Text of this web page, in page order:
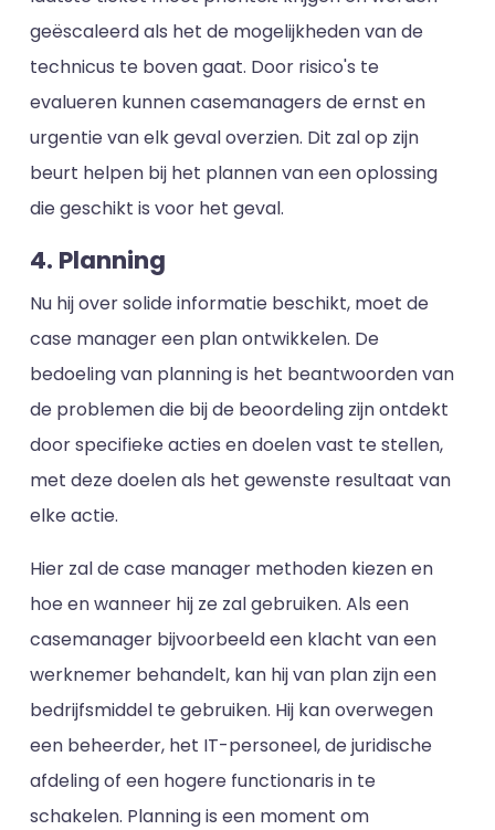
geëscaleerd als het de mogelijkheden van de
technicus te boven gaat. Door risico's te
evalueren kunnen casemanagers de ernst en
urgentie van elk geval overzien. Dit zal op zijn
beurt helpen bij het plannen van een oplossing
die geschikt is voor het geval.
4. Planning
Nu hij over solide informatie beschikt, moet de
case manager een plan ontwikkelen. De
bedoeling van planning is het beantwoorden van
de problemen die bij de beoordeling zijn ontdekt
door specifieke acties en doelen vast te stellen,
met deze doelen als het gewenste resultaat van
elke actie.
Hier zal de case manager methoden kiezen en
hoe en wanneer hij ze zal gebruiken. Als een
casemanager bijvoorbeeld een klacht van een
werknemer behandelt, kan hij van plan zijn een
bedrijfsmiddel te gebruiken. Hij kan overwegen
een beheerder, het IT-personeel, de juridische
afdeling of een hogere functionaris in te
schakelen. Planning is een moment om